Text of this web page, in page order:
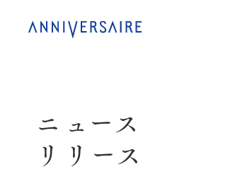
ニュース
リリース